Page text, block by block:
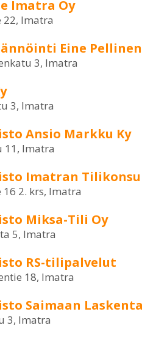
Imatra Oy
22, Imatra
Eine Pellinen
3, Imatra
3, Imatra
Ansio Markku Ky
11, Imatra
Imatran
2. krs, Imatra
Miksa-Tili Oy
5, Imatra
RS-tilipalvelut
18, Imatra
Saimaan
3, Imatra